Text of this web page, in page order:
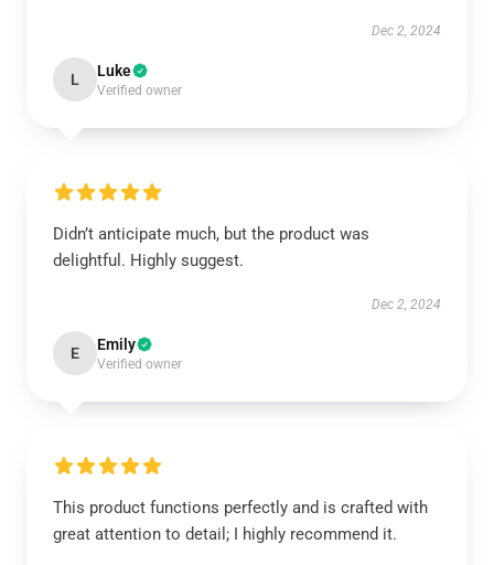
Dec 2, 2024
L Luke
Verified owner
Didn’t anticipate much, but the product was
delightful. Highly suggest.
Dec 2, 2024
E Emily
Verified owner
This product functions perfectly and is crafted with
great attention to detail; I highly recommend it.